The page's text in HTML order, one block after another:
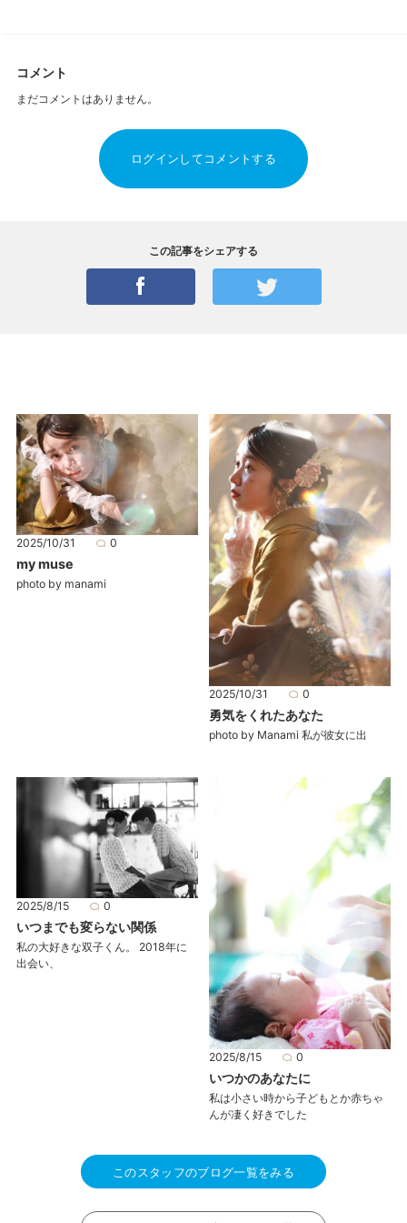
コメント
まだコメントはありません。
ログインしてコメントする
この記事をシェアする
2025/10/31 0
my muse
photo by manami
2025/10/31 0
勇気をくれたあなた
photo by Manami 私が彼女に出
2025/8/15 0
いつまでも変らない関係
私の大好きな双子くん。 2018年に
出会い、
2025/8/15 0
いつかのあなたに
私は小さい時から子どもとか赤ちゃ
んが凄く好きでした
このスタッフのブログ一覧をみる